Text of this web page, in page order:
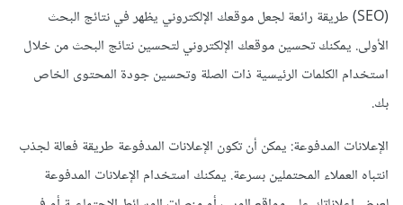
(SEO) طريقة رائعة لجعل موقعك الإلكتروني يظهر في نتائج البحث
الأولى. يمكنك تحسين موقعك الإلكتروني لتحسين نتائج البحث من خلال
استخدام الكلمات الرئيسية ذات الصلة وتحسين جودة المحتوى الخاص
بك.
الإعلانات المدفوعة: يمكن أن تكون الإعلانات المدفوعة طريقة فعالة لجذب
انتباه العملاء المحتملين بسرعة. يمكنك استخدام الإعلانات المدفوعة